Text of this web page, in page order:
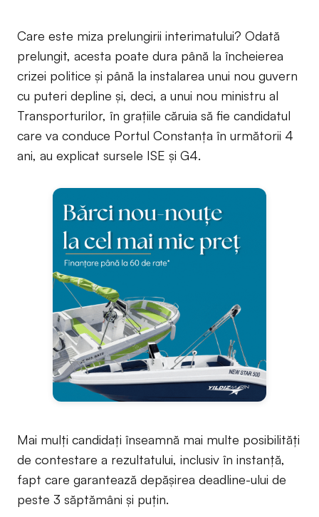
Care este miza prelungirii interimatului? Odată
prelungit, acesta poate dura până la încheierea
crizei politice și până la instalarea unui nou guvern
cu puteri depline și, deci, a unui nou ministru al
Transporturilor, în grațiile căruia să fie candidatul
care va conduce Portul Constanța în următorii 4
ani, au explicat sursele ISE și G4.
Mai mulți candidați înseamnă mai multe posibilități
de contestare a rezultatului, inclusiv în instanță,
fapt care garantează depășirea deadline-ului de
peste 3 săptămâni și puțin.